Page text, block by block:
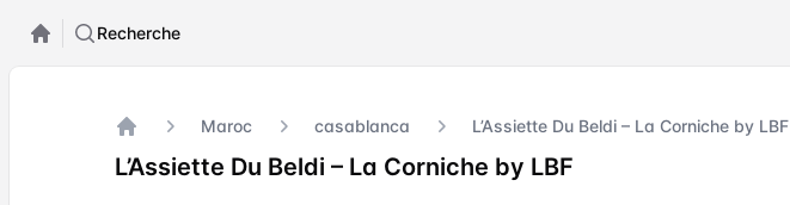
Recherche
Accueil
Maroc casablanca L’Assiette Du Beldi – La Corniche by LBF
L’Assiette Du Beldi – La Corniche by LBF